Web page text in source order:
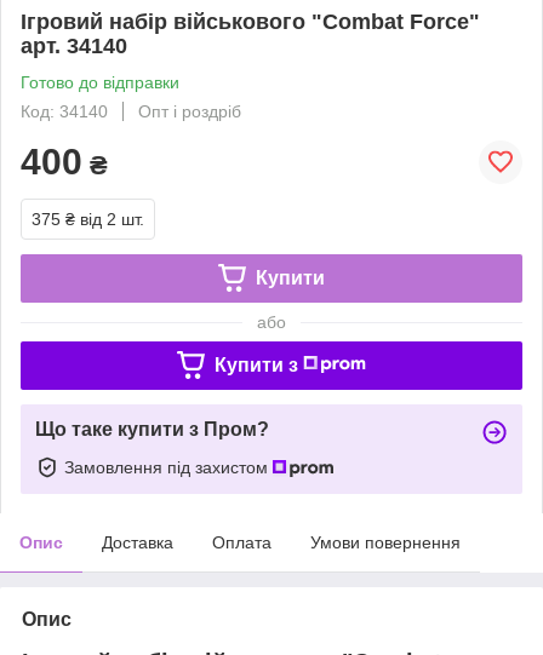
Ігровий набір військового "Combat Force"
арт. 34140
Готово до відправки
Код: 34140
Опт і роздріб
400 ₴
375 ₴ від 2 шт.
Купити
або
Купити з
Що таке купити з Пром?
Замовлення під захистом
Опис Доставка Оплата Умови повернення
Опис